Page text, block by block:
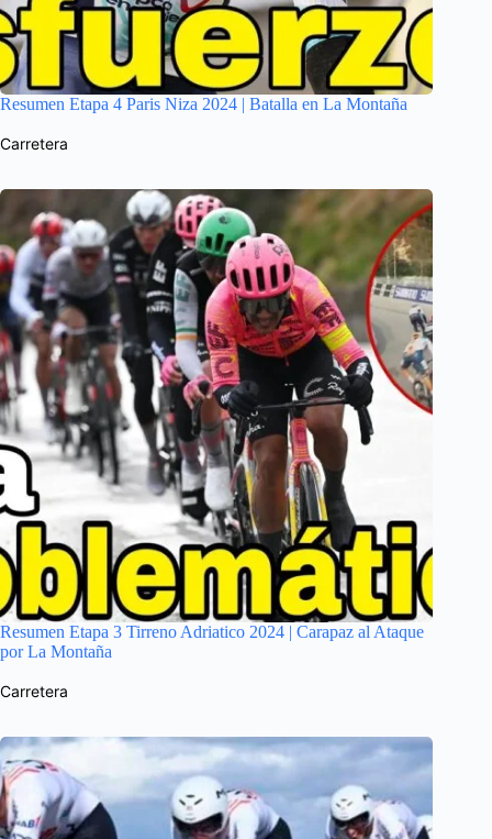
Resumen Etapa 4 Paris Niza 2024 | Batalla en La Montaña
Carretera
Resumen Etapa 3 Tirreno Adriatico 2024 | Carapaz al Ataque
por La Montaña
Carretera